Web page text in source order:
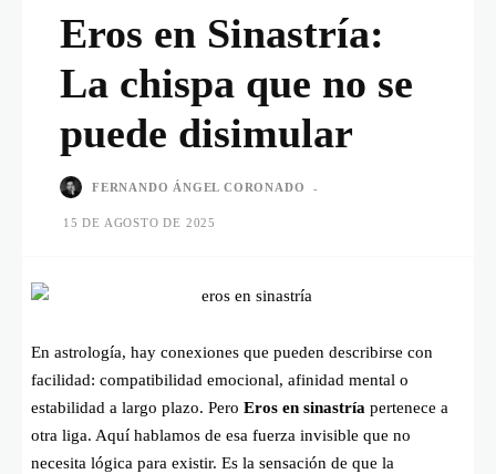
Eros en Sinastría:
La chispa que no se
puede disimular
FERNANDO ÁNGEL CORONADO -
15 DE AGOSTO DE 2025
En astrología, hay conexiones que pueden describirse con
facilidad: compatibilidad emocional, afinidad mental o
estabilidad a largo plazo. Pero Eros en sinastría pertenece a
otra liga. Aquí hablamos de esa fuerza invisible que no
necesita lógica para existir. Es la sensación de que la